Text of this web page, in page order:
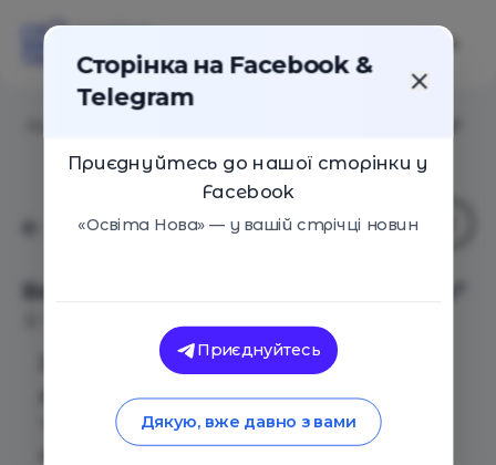
Весняний табір від "Веселої науки"
Запрошуємо дітей 7-11 років до
дослідницького весняного табору від
“Веселої науки”!
Сторінка на Facebook &
Telegram
Приєднуйтесь до нашої сторінки у
Facebook
«Освіта Нова» — у вашій стрічці новин
Приєднуйтесь
Дякую, вже давно з вами